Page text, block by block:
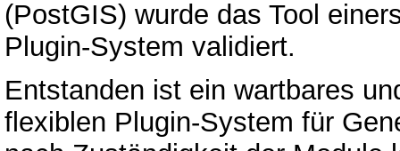
(PostGIS) wurde das Tool
Plugin-System validiert.
Entstanden ist ein wartbares
flexiblen Plugin-System für